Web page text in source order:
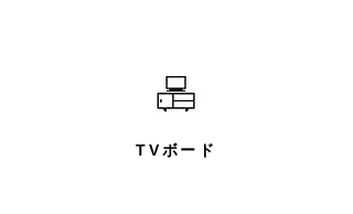
TVボード